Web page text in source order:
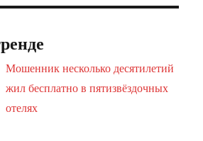
Мошенник несколько десятилетий
жил бесплатно в пятизвёздочных
отелях